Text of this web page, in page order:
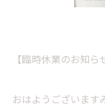
【臨時休業のお知ら
おはようございます